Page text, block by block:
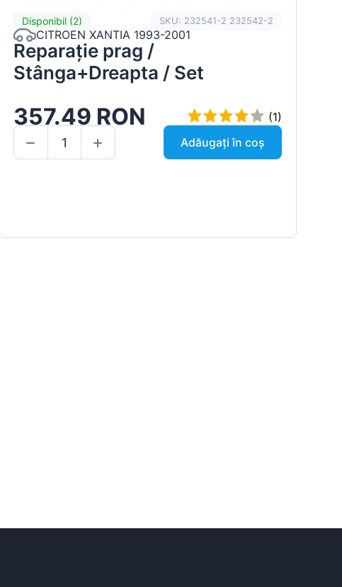
Disponibil (2) SKU: 232541-2 232542-2
CITROEN XANTIA 1993-2001
Reparație prag /
Stânga+Dreapta / Set
357.49 RON
(1)
Adăugați în coș